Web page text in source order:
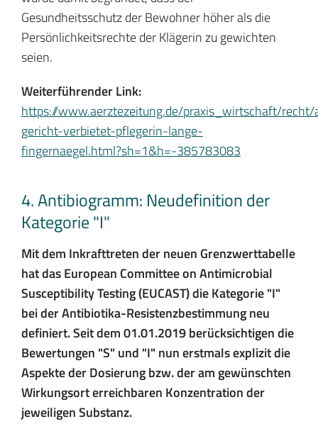
Gesundheitsschutz der Bewohner höher als die
Persönlichkeitsrechte der Klägerin zu gewichten
seien.
Weiterführender Link:
https://www.aerztezeitung.de/praxis_wirtschaft/
gericht-verbietet-pflegerin-lange-
fingernaegel.html?sh=1&h=-385783083
4. Antibiogramm: Neudefinition der
Kategorie "I"
Mit dem Inkrafttreten der neuen Grenzwerttabelle
hat das European Committee on Antimicrobial
Susceptibility Testing (EUCAST) die Kategorie "I"
bei der Antibiotika-Resistenzbestimmung neu
definiert. Seit dem 01.01.2019 berücksichtigen die
Bewertungen "S" und "I" nun erstmals explizit die
Aspekte der Dosierung bzw. der am gewünschten
Wirkungsort erreichbaren Konzentration der
jeweiligen Substanz.